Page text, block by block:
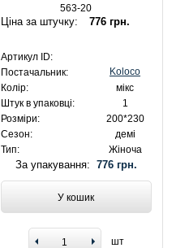
563-20
Ціна за штучку: 776 грн.
Артикул ID:
Постачальник:
Koloco
Колір:
мікс
Штук в упаковці:
1
Розміри:
200*230
Сезон:
демі
Тип:
Жіноча
За упакування: 776 грн.
У кошик
шт